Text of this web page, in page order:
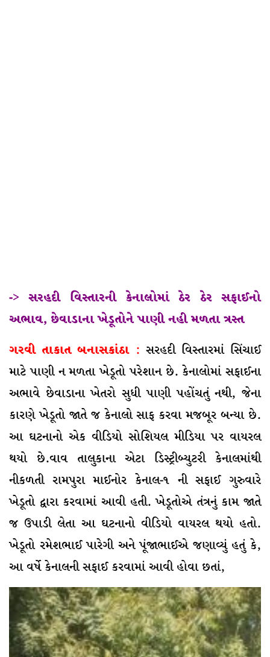
-> સરહદી વિસ્તારની કેનાલોમાં ઠેર ઠેર સફાઈનો
અભાવ, છેવાડાના ખેડૂતોને પાણી નહી મળતા ત્રસ્ત
ગરવી તાકાત બનાસકાંઠા: સરહદી વિસ્તારમાં સિંચાઈ
માટે પાણી ન મળતા ખેડૂતો પરેશાન છે. કેનાલોમાં સફાઈના
અભાવે છેવાડાના ખેતરો સુધી પાણી પહોંચતું નથી, જેના
કારણે ખેડૂતો જાતે જ કેનાલો સાફ કરવા મજબૂર બન્યા છે.
આ ઘટનાનો એક વીડિયો સોશિયલ મીડિયા પર વાયરલ
થયો છે.વાવ તાલુકાના એટા ડિસ્ટ્રીબ્યુટરી કેનાલમાંથી
નીકળતી રામપુરા માઈનોર કેનાલ-૧ ની સફાઈ ગુરુવારે
ખેડૂતો દ્વારા કરવામાં આવી હતી. ખેડૂતોએ તંત્રનું કામ જાતે
જ ઉપાડી લેતા આ ઘટનાનો વીડિયો વાયરલ થયો હતો.
ખેડૂતો રમેશભાઈ પારેગી અને પૂંજાભાઈએ જણાવ્યું હતું કે,
આ વર્ષે કેનાલની સફાઈ કરવામાં આવી હોવા છતાં,